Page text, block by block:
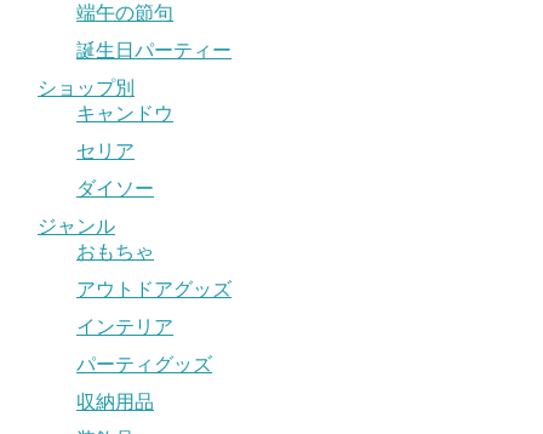
端午の節句
誕生日パーティー
ショップ別
キャンドウ
セリア
ダイソー
ジャンル
おもちゃ
アウトドアグッズ
インテリア
パーティグッズ
収納用品